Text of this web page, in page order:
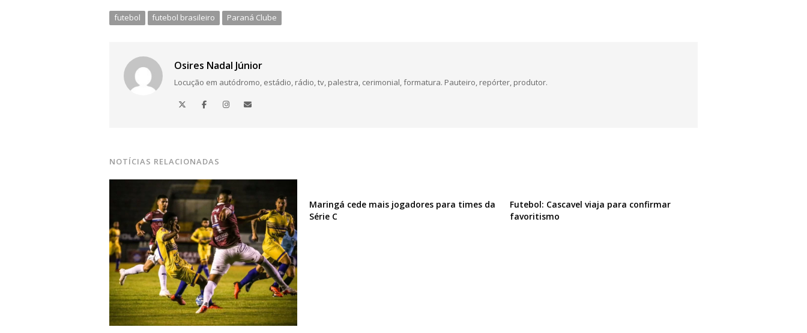
futebol futebol brasileiro Paraná Clube
Osires Nadal Júnior
Locução em autódromo, estádio, rádio, tv, palestra, cerimonial, formatura. Pauteiro, repórter, produtor.
NOTÍCIAS RELACIONADAS
Maringá cede mais jogadores para times da
Série C
Futebol: Cascavel viaja para confirmar
favoritismo